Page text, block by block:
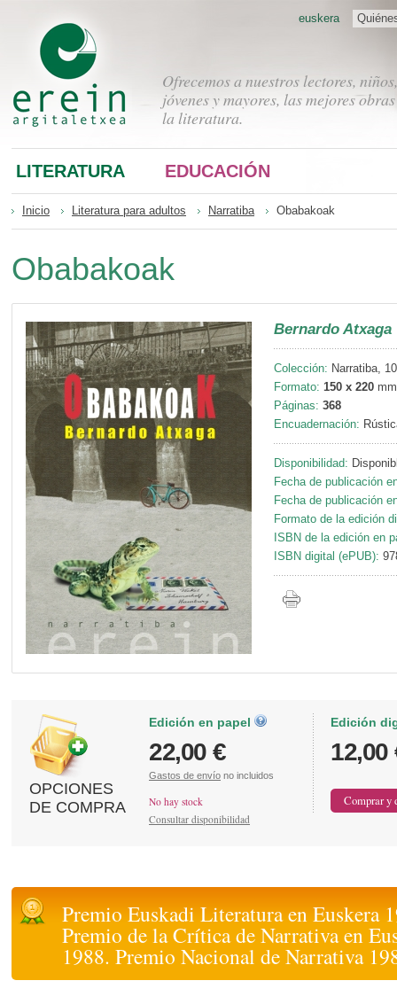
Ofrecemos a nuestros lectores, niños,
jóvenes y mayores, las mejores
la literatura.
euskera
LITERATURA EDUCACIÓN
Inicio Literatura para adultos Narratiba Obabakoak
Obabakoak
Bernardo Atxaga
Colección: Narratiba,
Formato: 150 x 220 mm
Páginas: 368
Encuadernación:
Disponibilidad:
Fecha de publicación
Fecha de publicación
Formato de la edición
ISBN de la edición en
ISBN digital (ePUB):
OPCIONES
DE COMPRA
Edición en papel
22,00 €
Gastos de envío no incluidos
No hay stock
Consultar disponibilidad
Edición
12,00
Premio Euskadi Literatura en Euskera
Premio de la Crítica de Narrativa en
1988. Premio Nacional de Narrativa